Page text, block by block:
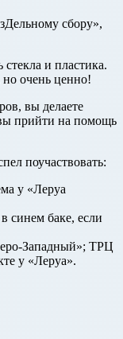
сбору»,
и пластика.
очень ценно!
вы делаете
прийти на помощь
поучаствовать:
у «Леруа
синем баке, если
Западный»; ТРЦ
у «Леруа».